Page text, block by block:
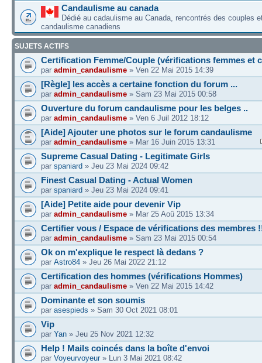
Candaulisme au canada
Dédié au cadaulisme au Canada, rencontrés des couples
candaulisme canadiens
SUJETS ACTIFS
Certification Femme/Couple (vérifications femmes et
par admin_candaulisme » Ven 22 Mai 2015 14:39
[Règle] les accès a certaine fonction du forum ...
par admin_candaulisme » Sam 23 Mai 2015 00:58
Ouverture du forum candaulisme pour les belges ..
par admin_candaulisme » Ven 6 Juil 2012 18:12
[Aide] Ajouter une photos sur le forum candaulisme
par admin_candaulisme » Mar 16 Juin 2015 13:31
Supreme Сasual Dating - Legitimate Girls
par spaniard » Jeu 23 Mai 2024 09:42
Finest Сasual Dating - Actual Women
par spaniard » Jeu 23 Mai 2024 09:41
[Aide] Petite aide pour devenir Vip
par admin_candaulisme » Mar 25 Aoû 2015 13:34
Certifier vous / Espace de vérifications des membres
par admin_candaulisme » Sam 23 Mai 2015 00:54
Ok on m'explique le respect là dedans ?
par Astro84 » Jeu 26 Mai 2022 21:12
Certification des hommes (vérifications Hommes)
par admin_candaulisme » Ven 22 Mai 2015 14:42
Dominante et son soumis
par asespieds » Sam 30 Oct 2021 08:01
Vip
par Yan » Jeu 25 Nov 2021 12:32
Help ! Mails coincés dans la boîte d'envoi
par Voyeurvoyeur » Lun 3 Mai 2021 08:42